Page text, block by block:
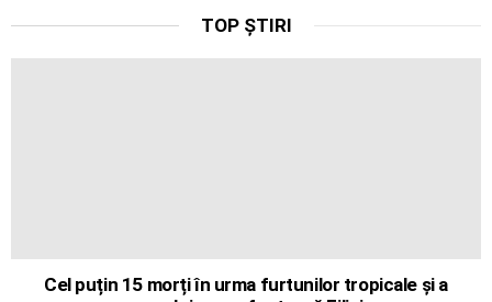
TOP ȘTIRI
Cel puțin 15 morți în urma furtunilor tropicale și a